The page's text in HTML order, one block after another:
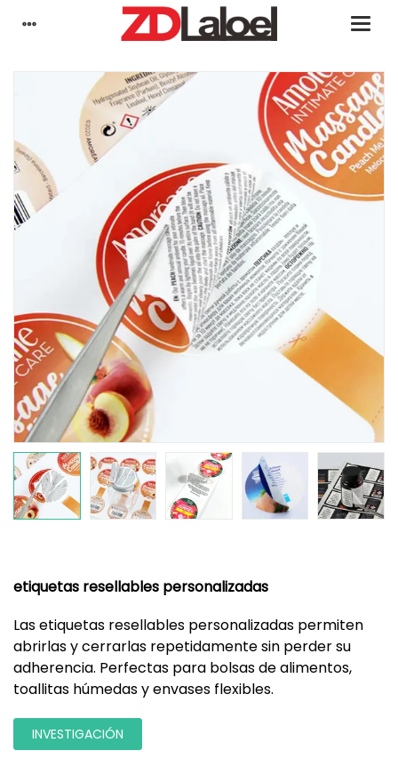
etiquetas resellables personalizadas
Las etiquetas resellables personalizadas permiten
abrirlas y cerrarlas repetidamente sin perder su
adherencia. Perfectas para bolsas de alimentos,
toallitas húmedas y envases flexibles.
INVESTIGACIÓN